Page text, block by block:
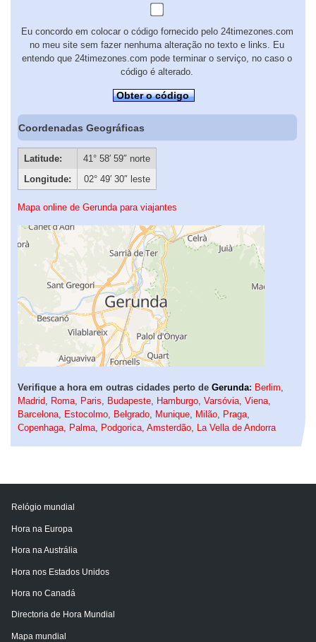
Eu concordo em colocar o código fornecido pelo 24timezones.com
no meu site sem fazer nenhuma alteração no texto e links. Eu
entendo que 24timezones.com pode terminar o serviço, no caso o
código é alterado.
Obter o código
Coordenadas Geográficas
Latitude:
41° 58′ 59″ norte
Longitude:
02° 49′ 30″ leste
Mapa online de Gerunda para viajantes
Verifique a hora em outras cidades perto de Gerunda: Berlim
Madrid
Roma Paris Budapeste Hamburgo Varsóvia Viena
Barcelona
Estocolmo Belgrado Munique Milão Praga
Copenhaga
Palma Podgorica Amsterdão La Vella de Andorra
Relógio mundial
Hora na Europa
Hora na Austrália
Hora nos Estados Unidos
Hora no Canadá
Directoria de Hora Mundial
Mapa mundial